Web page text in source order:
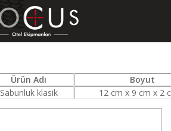
Ürün Adı
Boyut
Sabunluk klasik 12 cm x 9 cm x 2